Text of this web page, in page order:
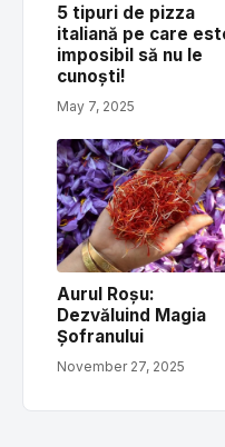
5 tipuri de pizza
italiană pe care
imposibil să nu le
cunoști!
May 7, 2025
Aurul Roșu:
Dezvăluind Magia
Șofranului
November 27, 2025